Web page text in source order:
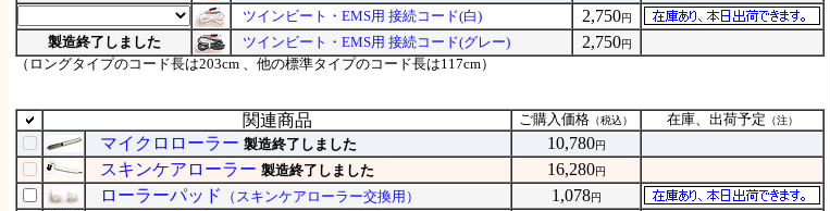
ツインビート・EMS用 接続コード(白) 2,750円
製造終了しました ツインビート・EMS用 接続コード(グレー) 2,750円
（ロングタイプのコード長は203cm 、他の標準タイプのコード長は117cm）
関連商品 ご購入価格 （税込） 在庫、出荷予定 （注）
マイクロローラー 製造終了しました 10,780円
スキンケアローラー 製造終了しました 16,280円
ローラーパッド （スキンケアローラー交換用） 1,078円